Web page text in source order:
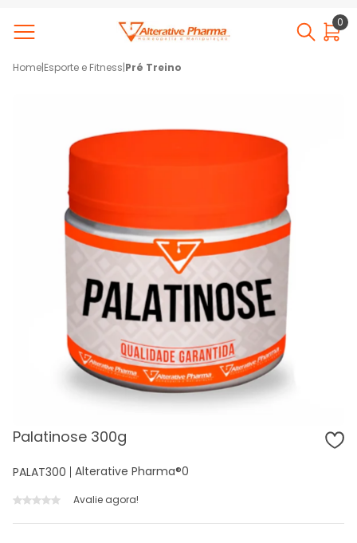
0
Home|Esporte e Fitness|Pré Treino
Palatinose 300g
PALAT300 Alterative Pharma®0
Avalie agora!